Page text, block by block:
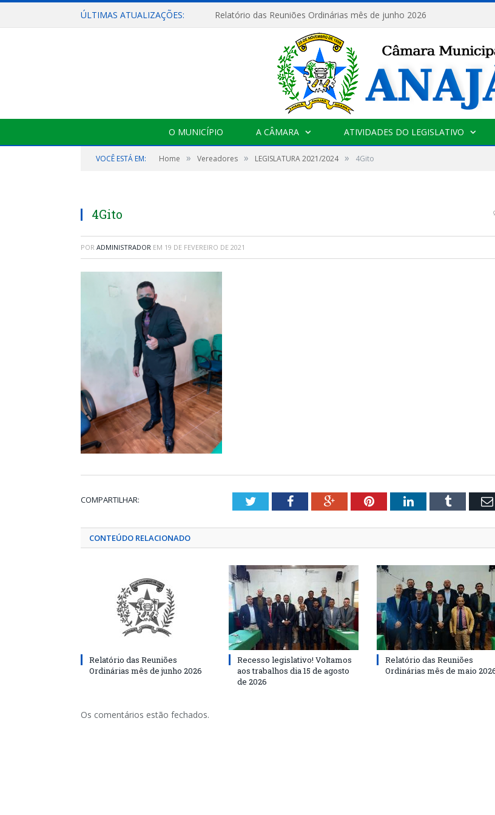
ÚLTIMAS ATUALIZAÇÕES: Relatório das Reuniões Ordinárias mês de junho 2026
O MUNICÍPIO A CÂMARA ATIVIDADES DO LEGISLATIVO
VOCÊ ESTÁ EM: Home » Vereadores » LEGISLATURA 2021/2024 » 4Gito
4Gito
POR ADMINISTRADOR EM 19 DE FEVEREIRO DE 2021
COMPARTILHAR: TwitterFacebookGoogle+PinterestLinkedInTumblr
CONTEÚDO RELACIONADO
Relatório das Reuniões
Ordinárias mês de junho 2026
Recesso legislativo! Voltamos
aos trabalhos dia 15 de agosto
de 2026
Relatório das Reuniões
Ordinárias mês de maio
Os comentários estão fechados.